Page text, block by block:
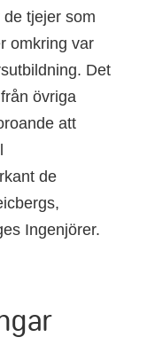
tjejer som
omkring var
Det
övriga
att
de
Ingenjörer.